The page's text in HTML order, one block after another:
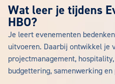
Wat leer je tijdens
HBO?
Je leert evenementen
uitvoeren. Daarbij ontwikkel je
projectmanagement,
budgettering, samenwerking